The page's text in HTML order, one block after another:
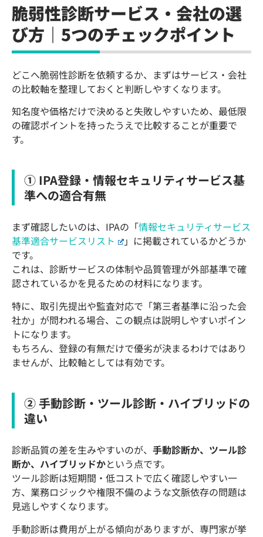
脆弱性診断サービス・会社の選
び方｜5つのチェックポイント
どこへ脆弱性診断を依頼するか、まずはサービス・会社
の比較軸を整理しておくと判断しやすくなります。
知名度や価格だけで決めると失敗しやすいため、最低限
の確認ポイントを持ったうえで比較することが重要で
す。
① IPA登録・情報セキュリティサービス基
準への適合有無
まず確認したいのは、IPAの「情報セキュリティサービス
基準適合サービスリスト
」に掲載されているかどうか
です。
これは、診断サービスの体制や品質管理が外部基準で確
認されているかを見るための材料になります。
特に、取引先提出や監査対応で「第三者基準に沿った会
社か」が問われる場合、この観点は説明しやすいポイン
トになります。
もちろん、登録の有無だけで優劣が決まるわけではあり
ませんが、比較軸としては有効です。
② 手動診断・ツール診断・ハイブリッドの
違い
診断品質の差を生みやすいのが、 手動診断か、ツール診
断か、ハイブリッドかという点です。
ツール診断は短期間・低コストで広く確認しやすい一
方、業務ロジックや権限不備のような文脈依存の問題は
見逃しやすくなります。
手動診断は費用が上がる傾向がありますが、専門家が挙